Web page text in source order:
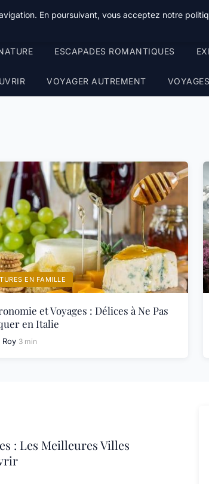
ESCAPADES ROMANTIQUES
VOYAGER AUTREMENT
EN FAMILLE
et Voyages : Délices à Ne Pas
en Italie
Roy 3 min
: Les Meilleures Villes
En poursuivant, vous acceptez notre